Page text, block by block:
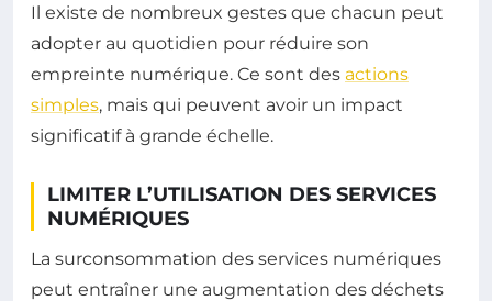
Il existe de nombreux gestes que chacun peut
adopter au quotidien pour réduire son
empreinte numérique. Ce sont des actions
simples, mais qui peuvent avoir un impact
significatif à grande échelle.
LIMITER L’UTILISATION DES SERVICES
NUMÉRIQUES
La surconsommation des services numériques
peut entraîner une augmentation des déchets